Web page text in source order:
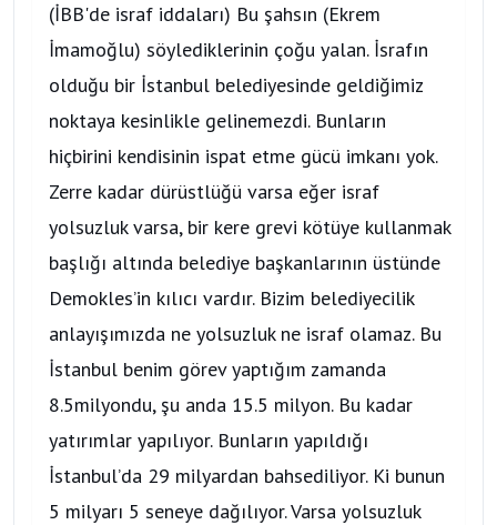
(İBB'de israf iddaları) Bu şahsın (Ekrem
İmamoğlu) söylediklerinin çoğu yalan. İsrafın
olduğu bir İstanbul belediyesinde geldiğimiz
noktaya kesinlikle gelinemezdi. Bunların
hiçbirini kendisinin ispat etme gücü imkanı yok.
Zerre kadar dürüstlüğü varsa eğer israf
yolsuzluk varsa, bir kere grevi kötüye kullanmak
başlığı altında belediye başkanlarının üstünde
Demokles’in kılıcı vardır. Bizim belediyecilik
anlayışımızda ne yolsuzluk ne israf olamaz. Bu
İstanbul benim görev yaptığım zamanda
8.5milyondu, şu anda 15.5 milyon. Bu kadar
yatırımlar yapılıyor. Bunların yapıldığı
İstanbul’da 29 milyardan bahsediliyor. Ki bunun
5 milyarı 5 seneye dağılıyor. Varsa yolsuzluk